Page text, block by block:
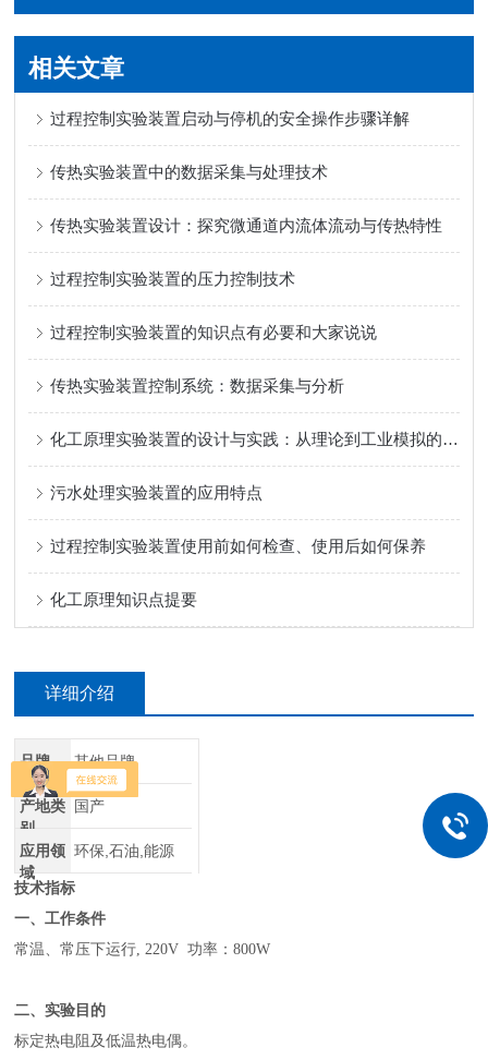
相关文章
过程控制实验装置启动与停机的安全操作步骤详解
传热实验装置中的数据采集与处理技术
传热实验装置设计：探究微通道内流体流动与传热特性
过程控制实验装置的压力控制技术
过程控制实验装置的知识点有必要和大家说说
传热实验装置控制系统：数据采集与分析
化工原理实验装置的设计与实践：从理论到工业模拟的桥梁
污水处理实验装置的应用特点
过程控制实验装置使用前如何检查、使用后如何保养
化工原理知识点提要
详细介绍
品牌 其他品牌
产地类
别
国产
应用领
域
环保,石油,能源
技术指标
一、工作条件
常温、常压下运行, 220V 功率：800W
二、实验目的
标定热电阻及低温热电偶。